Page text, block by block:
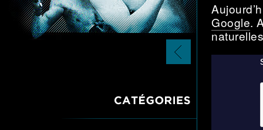
page
précédente
CATÉGORIES
Google.